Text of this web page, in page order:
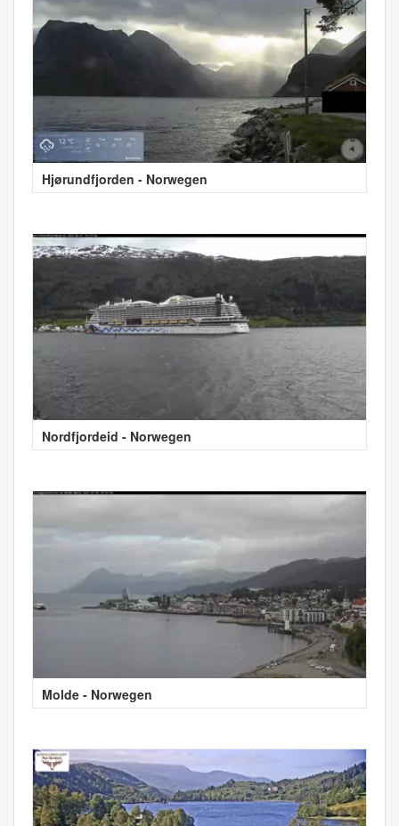
Hjørundfjorden - Norwegen
Nordfjordeid - Norwegen
Molde - Norwegen